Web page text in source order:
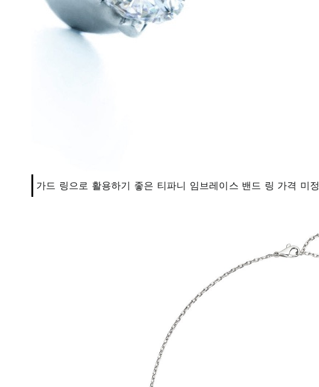
가드 링으로 활용하기 좋은 티파니 임브레이스 밴드 링 가격 미정